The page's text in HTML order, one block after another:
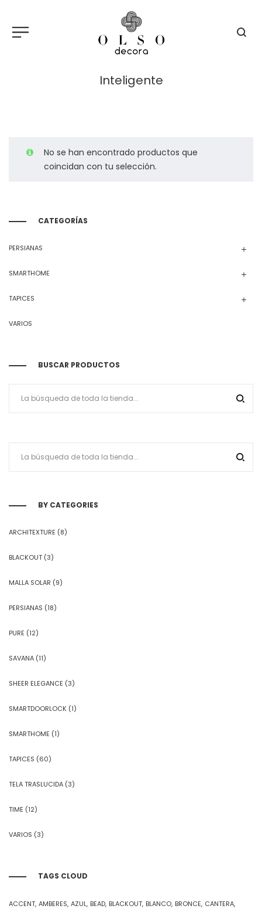
Inteligente
No se han encontrado productos que
coincidan con tu selección.
CATEGORÍAS
PERSIANAS
SMARTHOME
TAPICES
VARIOS
BUSCAR PRODUCTOS
BY CATEGORIES
ARCHITEXTURE (8)
BLACKOUT (3)
MALLA SOLAR (9)
PERSIANAS (18)
PURE (12)
SAVANA (11)
SHEER ELEGANCE (3)
SMARTDOORLOCK (1)
SMARTHOME (1)
TAPICES (60)
TELA TRASLUCIDA (3)
TIME (12)
VARIOS (3)
TAGS CLOUD
ACCENT AMBERES AZUL BEAD BLACKOUT BLANCO BRONCE CANTERA